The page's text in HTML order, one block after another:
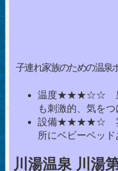
子連れ家族のための温泉
温度★★★☆☆
も刺激的、気をつ
設備★★★★☆
所にベビーベッド
川湯温泉 川湯